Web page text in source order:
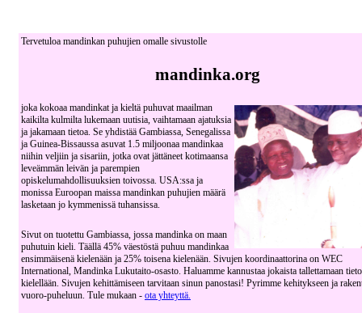
Tervetuloa mandinkan puhujien omalle sivustolle
mandinka.org
joka kokoaa mandinkat ja kieltä puhuvat maailman
kaikilta kulmilta lukemaan uutisia, vaihtamaan ajatuksia
ja jakamaan tietoa. Se yhdistää Gambiassa, Senegalissa
ja Guinea-Bissaussa asuvat 1.5 miljoonaa mandinkaa
niihin veljiin ja sisariin, jotka ovat jättäneet kotimaansa
leveämmän leivän ja parempien
opiskelumahdollisuuksien toivossa. USA:ssa ja
monissa Euroopan maissa mandinkan puhujien määrä
lasketaan jo kymmenissä tuhansissa.
Sivut on tuotettu Gambiassa, jossa mandinka on maan
puhutuin kieli. Täällä 45% väestöstä puhuu mandinkaa
ensimmäisenä kielenään ja 25% toisena kielenään. Sivujen koordinaattorina on WEC
International, Mandinka Lukutaito-osasto. Haluamme kannustaa jokaista tallettamaan
kielellään. Sivujen kehittämiseen tarvitaan sinun panostasi! Pyrimme kehitykseen ja
vuoro-puheluun. Tule mukaan - ota yhteyttä.